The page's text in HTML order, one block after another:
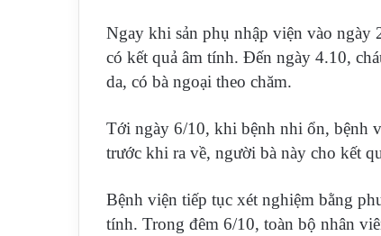
Ngay khi sản phụ nhập viện vào
có kết quả âm tính. Đến ngày 4.10,
da, có bà ngoại theo chăm.
Tới ngày 6/10, khi bệnh nhi ổn, bệnh
trước khi ra về, người bà này cho kết
Bệnh viện tiếp tục xét nghiệm bằng
tính. Trong đêm 6/10, toàn bộ nhân